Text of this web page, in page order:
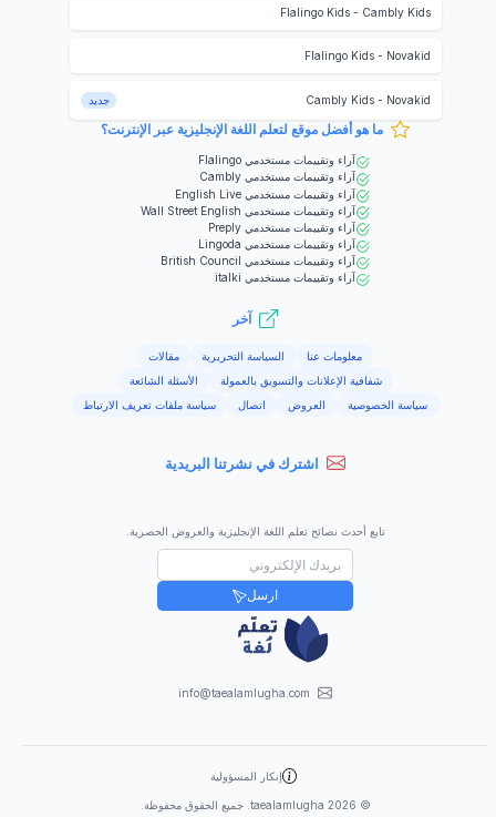
Flalingo Kids- Cambly Kids
Flalingo Kids- Novakid
Cambly Kids- Novakid جديد
ما هو أفضل موقع لتعلم اللغة الإنجليزية عبر الإنترنت؟
آراء وتقييمات مستخدمي Flalingo
آراء وتقييمات مستخدمي Cambly
آراء وتقييمات مستخدمي English Live
آراء وتقييمات مستخدمي Wall Street English
آراء وتقييمات مستخدمي Preply
آراء وتقييمات مستخدمي Lingoda
آراء وتقييمات مستخدمي British Council
آراء وتقييمات مستخدمي italki
آخر
معلومات عنا السياسة التحريرية
مقالات
شفافية الإعلانات والتسويق بالعمولة
الأسئلة الشائعة
سياسة الخصوصية
العروض اتصال سياسة ملفات تعريف الارتباط
اشترك في نشرتنا البريدية
تابع أحدث نصائح تعلم اللغة الإنجليزية والعروض الحصرية.
ارسل
info@taealamlugha.com
إنكار المسؤولية
©
2026